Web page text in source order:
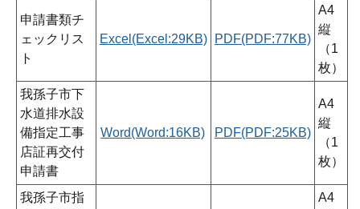
申請書類チ
ェックリス
ト
Excel(Excel:29KB) PDF(PDF:77KB)
A4
縦
（1
枚）
我孫子市下
水道排水設
備指定工事
店証再交付
申請書
Word(Word:16KB) PDF(PDF:25KB)
A4
縦
（1
枚）
我孫子市指
A4